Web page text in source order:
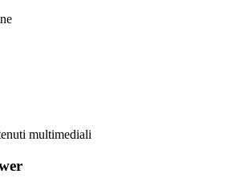
multimediali